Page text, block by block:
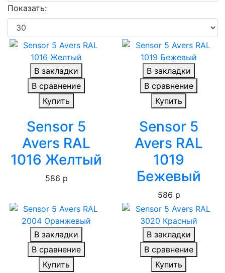
Показать:
В закладки
В сравнение
Купить
Sensor 5
Avers RAL
1016 Желтый
586 р
В закладки
В сравнение
Купить
Sensor 5
Avers RAL
1019
Бежевый
586 р
В закладки
В сравнение
Купить
В закладки
В сравнение
Купить